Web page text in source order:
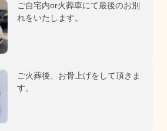
ご自宅内or火葬車にて最後のお別
れをいたします。
ご火葬後、お骨上げをして頂きま
す。